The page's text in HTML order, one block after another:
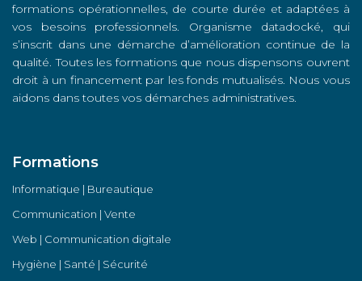
formations opérationnelles, de courte durée et adaptées à
vos besoins professionnels. Organisme datadocké, qui
s’inscrit dans une démarche d’amélioration continue de la
qualité. Toutes les formations que nous dispensons ouvrent
droit à un financement par les fonds mutualisés. Nous vous
aidons dans toutes vos démarches administratives.
Formations
Informatique | Bureautique
Communication | Vente
Web | Communication digitale
Hygiène | Santé | Sécurité